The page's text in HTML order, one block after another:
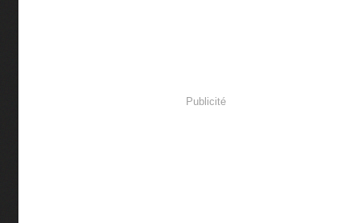
Publicité